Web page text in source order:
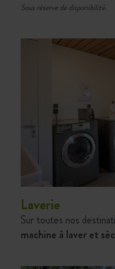
Sous réserve de disponibilité.
Laverie
Sur toutes nos
machine à laver et